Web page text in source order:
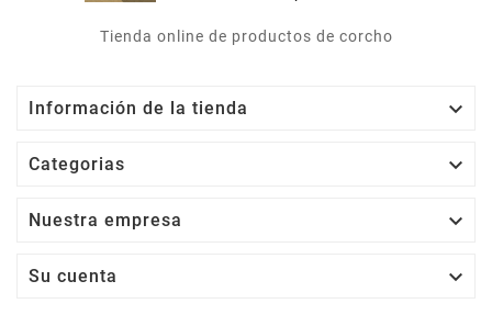
Tienda online de productos de corcho
Información de la tienda 
Categorias 
Nuestra empresa 
Su cuenta 